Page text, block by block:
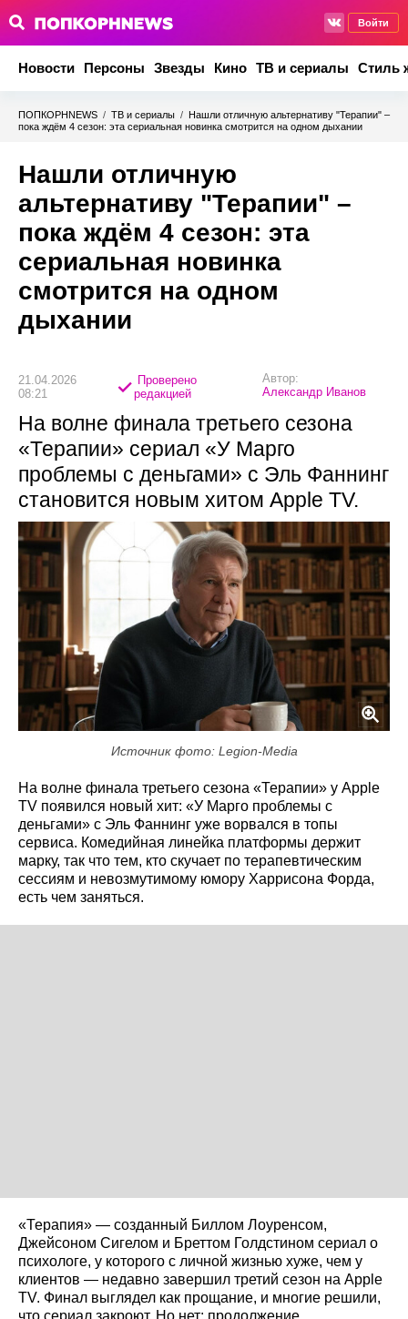
Войти
Новости Персоны Звезды Кино ТВ и сериалы Стиль
ПОПКОРНNEWS / ТВ и сериалы / Нашли отличную альтернативу "Терапии" –
пока ждём 4 сезон: эта сериальная новинка смотрится на одном дыхании
Нашли отличную
альтернативу "Терапии" –
пока ждём 4 сезон: эта
сериальная новинка
смотрится на одном
дыхании
21.04.2026
08:21
Проверено
редакцией
Автор:
Александр Иванов
На волне финала третьего сезона
«Терапии» сериал «У Марго
проблемы с деньгами» с Эль Фаннинг
становится новым хитом Apple TV.
Источник фото: Legion-Media
На волне финала третьего сезона «Терапии» у Apple
TV появился новый хит: «У Марго проблемы с
деньгами» с Эль Фаннинг уже ворвался в топы
сервиса. Комедийная линейка платформы держит
марку, так что тем, кто скучает по терапевтическим
сессиям и невозмутимому юмору Харрисона Форда,
есть чем заняться.
«Терапия» — созданный Биллом Лоуренсом,
Джейсоном Сигелом и Бреттом Голдстином сериал о
психологе, у которого с личной жизнью хуже, чем у
клиентов — недавно завершил третий сезон на Apple
TV. Финал выглядел как прощание, и многие решили,
что сериал закроют. Но нет: продолжение